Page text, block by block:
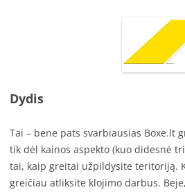
Dydis
Tai – bene pats svarbiausias Boxe.lt
tik dėl kainos aspekto (kuo didesnė
tai, kaip greitai užpildysite teritoriją.
greičiau atliksite klojimo darbus.